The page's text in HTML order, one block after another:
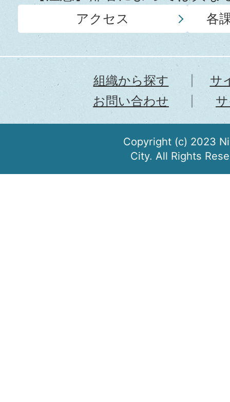
アクセス 各
組織から探す
サ
お問い合わせ
Copyright (c) 2023
City. All Rights